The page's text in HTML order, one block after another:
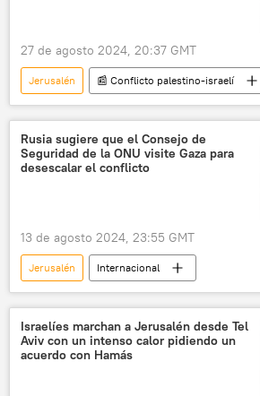
27 de agosto 2024, 20:37 GMT
Jerusalén
📰 Conflicto palestino-israelí
🛡️ Zonas de conflicto
política
Benjamín Netanyahu
Cisjordania
Israel
Defensa
Rusia sugiere que el Consejo de
Seguridad de la ONU visite Gaza para
desescalar el conflicto
13 de agosto 2024, 23:55 GMT
Jerusalén
Internacional
📰 Conflicto palestino-israelí
Palestina
Franja de Gaza
Hamás
Israel
Dmitri Polianski
ONU
Israelíes marchan a Jerusalén desde Tel
Aviv con un intenso calor pidiendo un
acuerdo con Hamás